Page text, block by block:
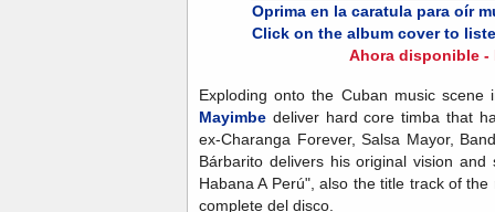
Oprima en la caratula para oír
Click on the album cover to
Ahora disponible -
Exploding onto the Cuban music
Mayimbe deliver hard core timba that
ex-Charanga Forever, Salsa Mayor,
Bárbarito delivers his original vision
Habana A Perú", also the title track of
complete del disco.